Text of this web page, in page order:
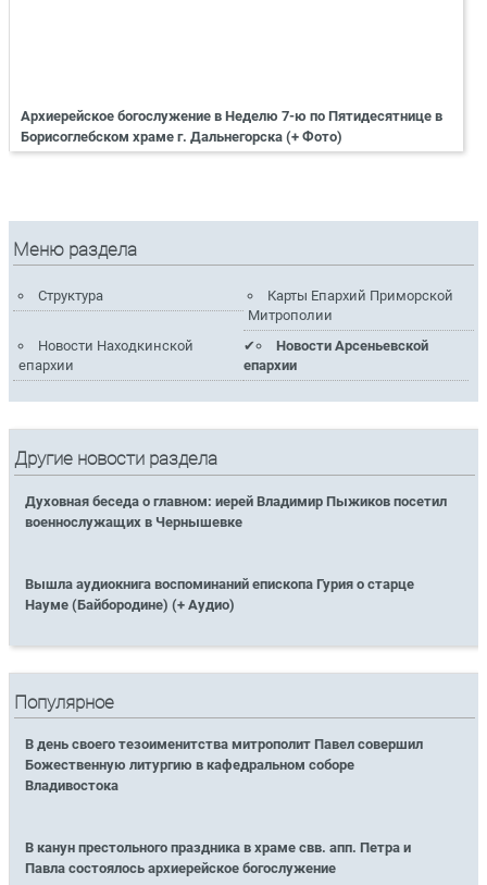
Архиерейское богослужение в Неделю 7-ю по Пятидесятнице в
Борисоглебском храме г. Дальнегорска (+ Фото)
Меню раздела
Структура
Карты Епархий Приморской
Митрополии
Новости Находкинской
епархии
Новости Арсеньевской
епархии
Другие новости раздела
Духовная беседа о главном: иерей Владимир Пыжиков посетил
военнослужащих в Чернышевке
Вышла аудиокнига воспоминаний епископа Гурия о старце
Науме (Байбородине) (+ Аудио)
Популярное
В день своего тезоименитства митрополит Павел совершил
Божественную литургию в кафедральном соборе
Владивостока
В канун престольного праздника в храме свв. апп. Петра и
Павла состоялось архиерейское богослужение